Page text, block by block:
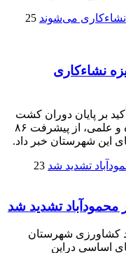
25
نشاءکاری
بر پایان دوران کشت
سنتی و جایگزینی آن با روش‌های مکانیزه و علمی، از پیشرفت ۸۶
این شهرستان خبر داد.
23
محمودآباد تشدید شد
کشاورزی شهرستان
اساسی دراین